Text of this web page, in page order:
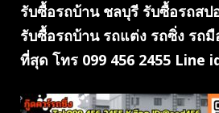
รับซื้อรถบ้าน ชลบุรี รับซื้อรถสป
รับซื้อรถบ้าน รถแต่ง รถซิ่ง รถมื
ที่สุด โทร 099 456 2455 Line